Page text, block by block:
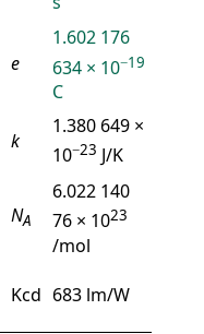
e
1.602 176
634 × 10−19
C
k
1.380 649 ×
10−23 J/K
NA
6.022 140
76 × 1023
/mol
Kcd 683 lm/W